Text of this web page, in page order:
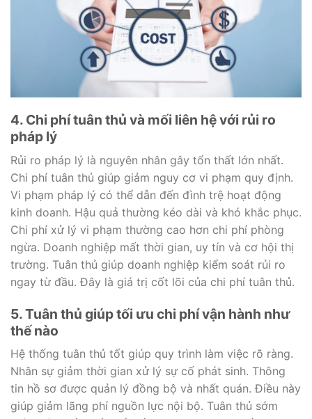
4. Chi phí tuân thủ và mối liên hệ với rủi ro
pháp lý
Rủi ro pháp lý là nguyên nhân gây tổn thất lớn nhất.
Chi phí tuân thủ giúp giảm nguy cơ vi phạm quy định.
Vi phạm pháp lý có thể dẫn đến đình trệ hoạt động
kinh doanh. Hậu quả thường kéo dài và khó khắc phục.
Chi phí xử lý vi phạm thường cao hơn chi phí phòng
ngừa. Doanh nghiệp mất thời gian, uy tín và cơ hội thị
trường. Tuân thủ giúp doanh nghiệp kiểm soát rủi ro
ngay từ đầu. Đây là giá trị cốt lõi của chi phí tuân thủ.
5. Tuân thủ giúp tối ưu chi phí vận hành như
thế nào
Hệ thống tuân thủ tốt giúp quy trình làm việc rõ ràng.
Nhân sự giảm thời gian xử lý sự cố phát sinh. Thông
tin hồ sơ được quản lý đồng bộ và nhất quán. Điều này
giúp giảm lãng phí nguồn lực nội bộ. Tuân thủ sớm